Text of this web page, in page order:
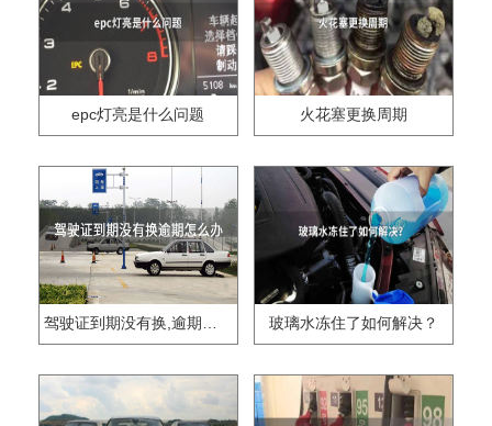
epc灯亮是什么问题 火花塞更换周期
驾驶证到期没有换,逾期怎么办?? 玻璃水冻住了如何解决？